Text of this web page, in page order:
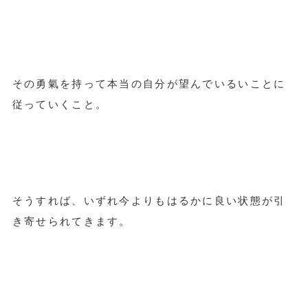
その勇氣を持って本当の自分が望んでいるいことに
従っていくこと。
そうすれば、いずれ今よりもはるかに良い状態が引
き寄せられてきます。